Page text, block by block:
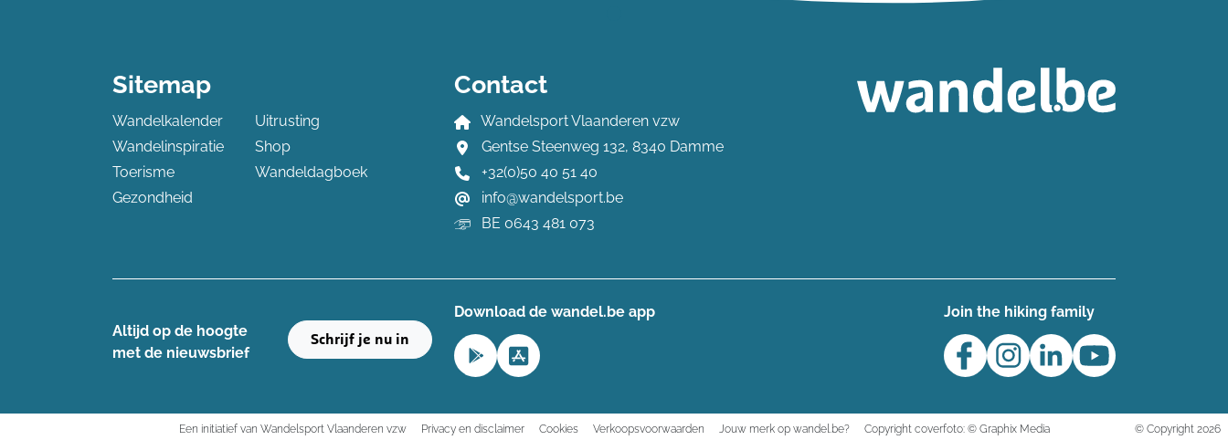
Sitemap
Wandelkalender
Wandelinspiratie
Toerisme
Gezondheid
Uitrusting
Shop
Wandeldagboek
Contact
Wandelsport Vlaanderen vzw
Gentse Steenweg 132, 8340 Damme
+32(0)50 40 51 40
info@wandelsport.be
BE 0643 481 073
Altijd op de hoogte ​
met de nieuwsbrief
Schrijf je nu in
Download de wandel.be app Join the hiking family
Een initiatief van Wandelsport Vlaanderen vzw Privacy en disclaimer Cookies Verkoopsvoorwaarden Jouw merk op wandel.be? Copyright coverfoto: © Graphix Media © Copyright 2026